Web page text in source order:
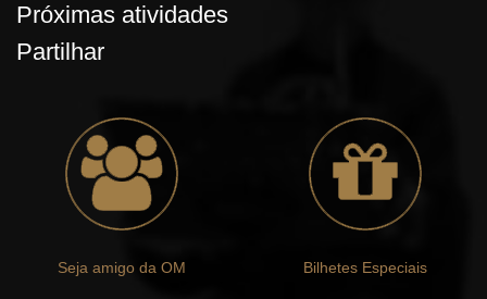
Próximas atividades
Partilhar
Seja amigo da OM Bilhetes Especiais